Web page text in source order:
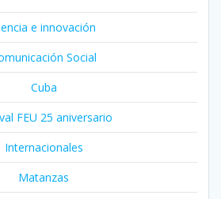
e innovación
Social
Cuba
FEU 25 aniversario
Internacionales
Matanzas